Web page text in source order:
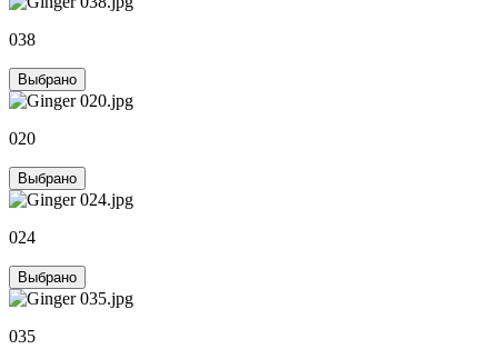
038
Выбрано
020
Выбрано
024
Выбрано
035